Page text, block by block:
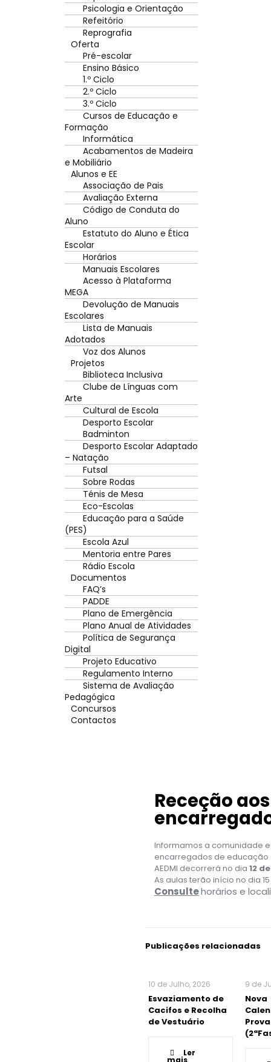
Psicologia e Orientação
Refeitório
Reprografia
Oferta
Pré-escolar
Ensino Básico
1.º Ciclo
2.º Ciclo
3.º Ciclo
Cursos de Educação e
Formação
Informática
Acabamentos de Madeira
e Mobiliário
Alunos e EE
Associação de Pais
Avaliação Externa
Código de Conduta do
Aluno
Estatuto do Aluno e Ética
Escolar
Horários
Manuais Escolares
Acesso à Plataforma
MEGA
Devolução de Manuais
Escolares
Lista de Manuais
Adotados
Voz dos Alunos
Projetos
Biblioteca Inclusiva
Clube de Línguas com
Arte
Cultural de Escola
Desporto Escolar
Badminton
Desporto Escolar Adaptado
– Natação
Futsal
Sobre Rodas
Ténis de Mesa
Eco-Escolas
Educação para a Saúde
(PES)
Escola Azul
Mentoria entre Pares
Rádio Escola
Documentos
FAQ’s
PADDE
Plano de Emergência
Plano Anual de Atividades
Política de Segurança
Digital
Projeto Educativo
Regulamento Interno
Sistema de Avaliação
Pedagógica
Concursos
Contactos
Receção
Informamos a comunidade
encarregados de educação
AEDMI decorrerá no dia 12
As aulas terão início no dia
Consultehorários e
Publicações relacionadas
10 de Julho, 2026
Esvaziamento de
Cacifos e Recolha
de Vestuário
Ler
mais
9 de
Nova